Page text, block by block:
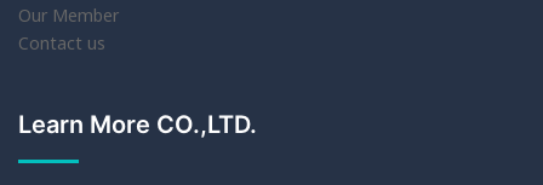
Our Member
Contact us
Learn More CO.,LTD.